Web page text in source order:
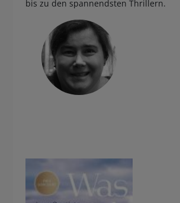
bis zu den spannendsten Thrillern.